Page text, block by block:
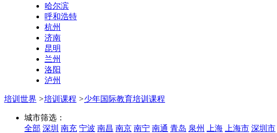
哈尔滨
呼和浩特
杭州
济南
昆明
兰州
洛阳
泸州
培训世界 >培训课程 >少年国际教育培训课程
城市筛选：
全部 深圳 南充 宁波 南昌 南京 南宁 南通 青岛 泉州 上海 上海市 深圳市